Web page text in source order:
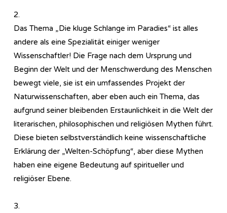
2.
Das Thema „Die kluge Schlange im Paradies“ ist alles
andere als eine Spezialität einiger weniger
Wissenschaftler! Die Frage nach dem Ursprung und
Beginn der Welt und der Menschwerdung des Menschen
bewegt viele, sie ist ein umfassendes Projekt der
Naturwissenschaften, aber eben auch ein Thema, das
aufgrund seiner bleibenden Erstaunlichkeit in die Welt der
literarischen, philosophischen und religiösen Mythen führt.
Diese bieten selbstverständlich keine wissenschaftliche
Erklärung der „Welten-Schöpfung“, aber diese Mythen
haben eine eigene Bedeutung auf spiritueller und
religiöser Ebene.
3.